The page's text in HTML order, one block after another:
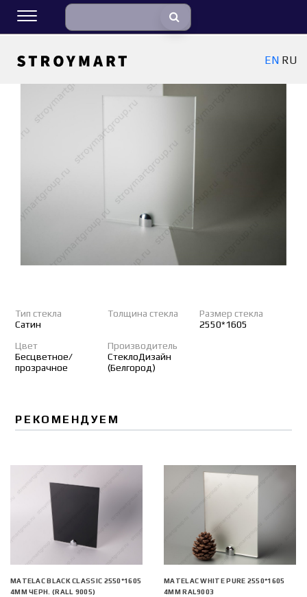
EN RU
Тип стекла
Сатин
Толщина стекла
Размер стекла
2550*1605
Цвет
Бесцветное/
прозрачное
Производитель
СтеклоДизайн
(Белгород)
РЕКОМЕНДУЕМ
MATELAC BLACK CLASSIC 2550*1605
4ММ ЧЕРН. (RALL 9005)
MATELAC WHITE PURE 2550*1605
4ММ RAL9003